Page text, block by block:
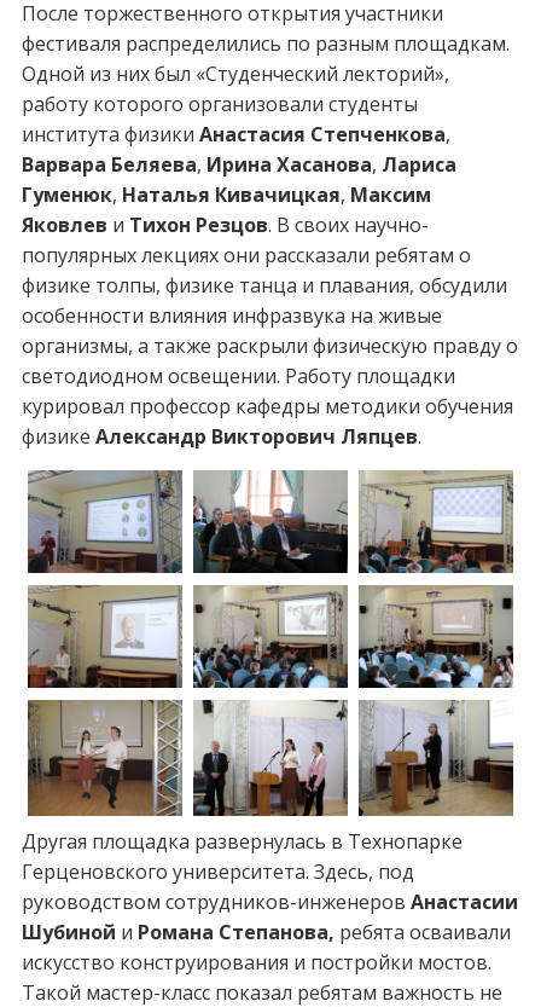
После торжественного открытия участники
фестиваля распределились по разным площадкам.
Одной из них был «Студенческий лекторий»,
работу которого организовали студенты
института физики Анастасия Степченкова,
Варвара Беляева, Ирина Хасанова, Лариса
Гуменюк, Наталья Кивачицкая, Максим
Яковлев и Тихон Резцов. В своих научно-
популярных лекциях они рассказали ребятам о
физике толпы, физике танца и плавания, обсудили
особенности влияния инфразвука на живые
организмы, а также раскрыли физическую правду о
светодиодном освещении. Работу площадки
курировал профессор кафедры методики обучения
физике Александр Викторович Ляпцев.
Другая площадка развернулась в Технопарке
Герценовского университета. Здесь, под
руководством сотрудников-инженеров Анастасии
Шубиной и Романа Степанова, ребята осваивали
искусство конструирования и постройки мостов.
Такой мастер-класс показал ребятам важность не